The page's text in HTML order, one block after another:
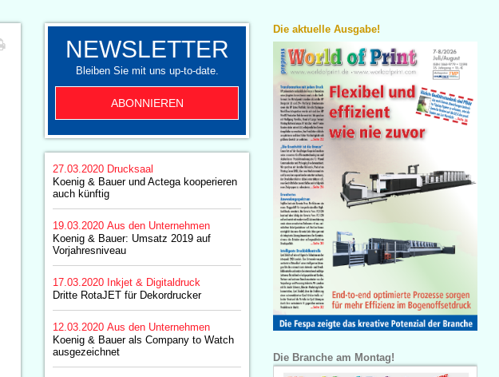
NEWSLETTER
Bleiben Sie mit uns up-to-date.
ABONNIEREN
27.03.2020 Drucksaal
Koenig & Bauer und Actega kooperieren
auch künftig
19.03.2020 Aus den Unternehmen
Koenig & Bauer: Umsatz 2019 auf
Vorjahresniveau
17.03.2020 Inkjet & Digitaldruck
Dritte RotaJET für Dekordrucker
12.03.2020 Aus den Unternehmen
Koenig & Bauer als Company to Watch
ausgezeichnet
Die aktuelle Ausgabe!
Die Branche am Montag!